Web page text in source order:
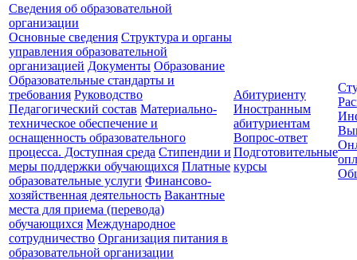
Сведения об образовательной
организации
Основные сведения Структура и органы
управления образовательной
организацией Документы Образование
Образовательные стандарты и
требования Руководство
Педагогический состав Материально-
техническое обеспечение и
оснащенность образовательного
процесса. Доступная среда Стипендии и
меры поддержки обучающихся Платные
образовательные услуги Финансово-
хозяйственная деятельность Вакантные
места для приема (перевода)
обучающихся Международное
сотрудничество Организация питания в
образовательной организации
Абитуриенту
Иностранным
абитуриентам
Вопрос-ответ
Подготовительные
курсы